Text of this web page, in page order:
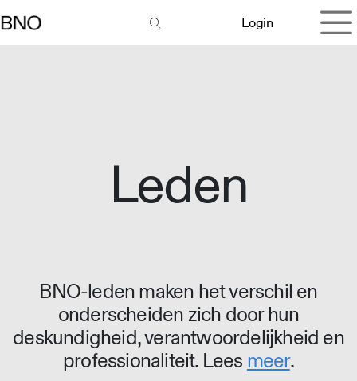
Login
Leden
BNO-leden maken het verschil en
onderscheiden zich door hun
deskundigheid, verantwoordelijkheid en
professionaliteit. Lees meer.